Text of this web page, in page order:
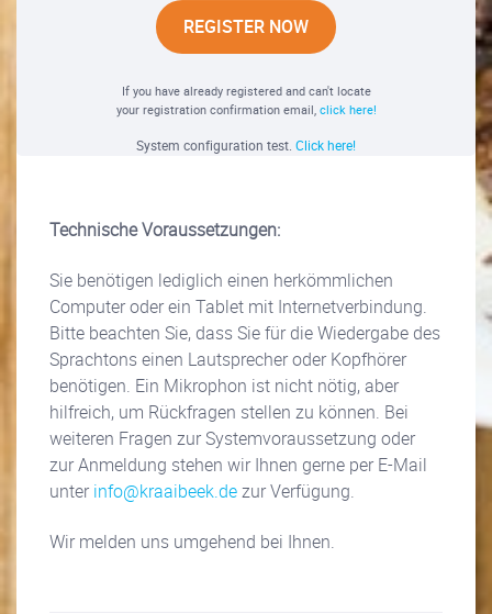
REGISTER NOW
If you have already registered and can't locate
your registration confirmation email, click here!
System configuration test. Click here!
Technische Voraussetzungen:
Sie benötigen lediglich einen herkömmlichen
Computer oder ein Tablet mit Internetverbindung.
Bitte beachten Sie, dass Sie für die Wiedergabe des
Sprachtons einen Lautsprecher oder Kopfhörer
benötigen. Ein Mikrophon ist nicht nötig, aber
hilfreich, um Rückfragen stellen zu können. Bei
weiteren Fragen zur Systemvoraussetzung oder
zur Anmeldung stehen wir Ihnen gerne per E-Mail
unter info@kraaibeek.dezur Verfügung.
Wir melden uns umgehend bei Ihnen.